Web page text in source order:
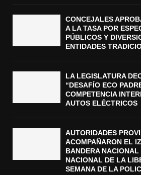
CONCEJALES
A LA TASA POR
PÚBLICOS Y
ENTIDADES
LA LEGISLATURA
“DESAFÍO ECO
COMPETENCIA
AUTOS ELÉCTRICOS
AUTORIDADES
ACOMPAÑARON EL
BANDERA
NACIONAL DE LA
SEMANA DE LA